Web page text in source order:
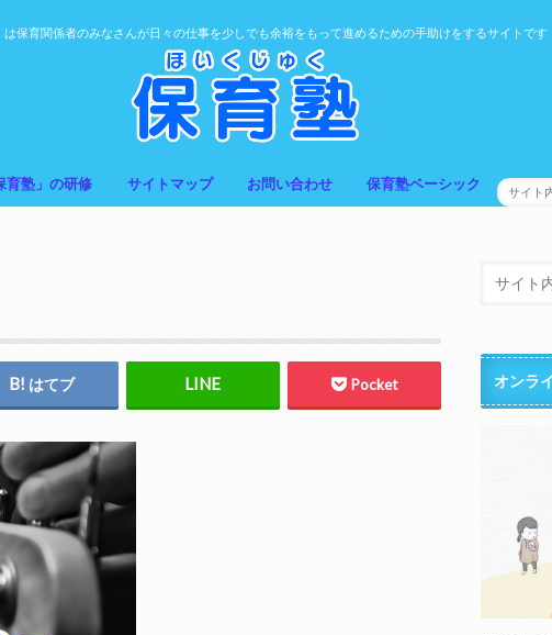
は保育関係者のみなさんが日々の仕事を少しでも余裕をもって進めるための手助けをするサイトです
育塾」の研修 サイトマップ お問い合わせ 保育塾ベーシック
はてブ Pocket オンラ